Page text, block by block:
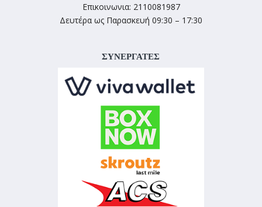
Επικοινωνια: 2110081987
Δευτέρα ως Παρασκευή 09:30 – 17:30
ΣΥΝΕΡΓΑΤΕΣ